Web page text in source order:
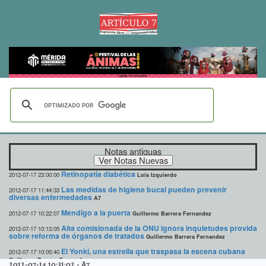
Notas antiguas
2012-07-17 23:00:00 Retinopatía diabética Lois Izquierdo
2012-07-17 11:44:33 Las medidas de higiene bucal pueden prevenir
diversas enfermedades A7
2012-07-17 10:22:07 Mendigo a la puerta Guillermo Barrera Fernandez
2012-07-17 10:13:05 Alta comisionada de la ONU ignora inquietudes provida
sobre reforma de órganos de tratados Guillermo Barrera Fernandez
2012-07-17 10:05:40 El Yonki, una estrella que traspasa la escena cubana
Guillermo Barrera Fernandez